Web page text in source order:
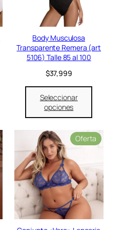
Body Musculosa
Transparente Remera (art
5106) Talle 85 al 100
$37,999
Seleccionar
opciones
OfertaP
r
u
c
t
n